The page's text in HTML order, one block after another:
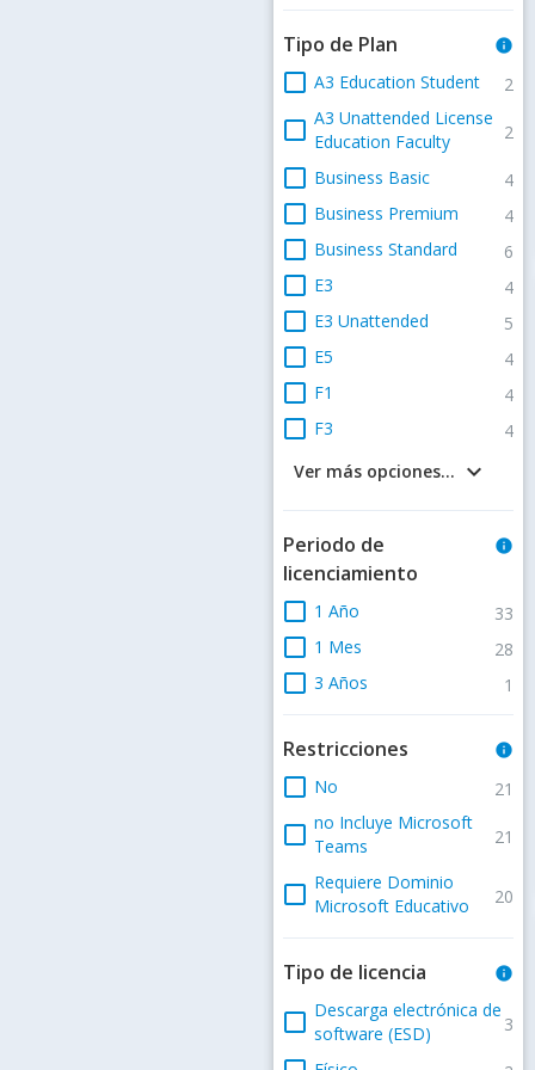
Tipo de Plan info
check_box_outline_blank A3 Education Student 2
check_box_outline_blank A3 Unattended License
Education Faculty
2
check_box_outline_blank Business Basic 4
check_box_outline_blank Business Premium 4
check_box_outline_blank Business Standard 6
check_box_outline_blank E3 4
check_box_outline_blank E3 Unattended 5
check_box_outline_blank E5 4
check_box_outline_blank F1 4
check_box_outline_blank F3 4
keyboard_arrow_down
Ver más opciones...
Periodo de
licenciamiento
info
check_box_outline_blank 1 Año 33
check_box_outline_blank 1 Mes 28
check_box_outline_blank 3 Años 1
Restricciones info
check_box_outline_blank No 21
check_box_outline_blank no Incluye Microsoft
Teams
21
check_box_outline_blank Requiere Dominio
Microsoft Educativo
20
Tipo de licencia info
check_box_outline_blank Descarga electrónica de
software (ESD)
3